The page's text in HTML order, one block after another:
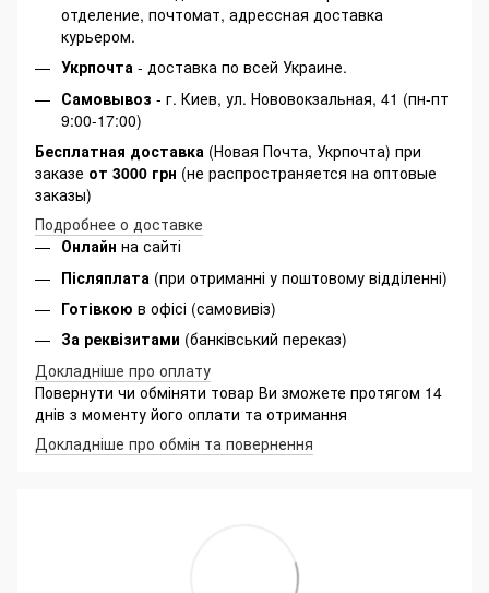
отделение, почтомат, адрессная доставка
курьером.
Укрпочта - доставка по всей Украине.
Самовывоз - г. Киев, ул. Нововокзальная, 41 (пн-пт
9:00-17:00)
Бесплатная доставка (Новая Почта, Укрпочта) при
заказе от 3000 грн (не распространяется на оптовые
заказы)
Подробнее о доставке
Онлайн на сайті
Післяплата (при отриманні у поштовому відділенні)
Готівкою в офісі (самовивіз)
За реквізитами (банківський переказ)
Докладніше про оплату
Повернути чи обміняти товар Ви зможете протягом 14
днів з моменту його оплати та отримання
Докладніше про обмін та повернення